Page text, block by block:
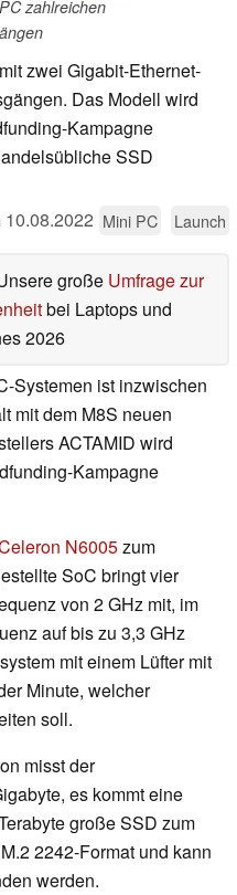
zahlreichen
zwei Gigabit-Ethernet-
Das Modell wird
Kampagne
SSD
10.08.2022 Mini PC Launch
große Umfrage zur
bei Laptops und
2026
Systemen ist inzwischen
mit dem M8S neuen
ACTAMID wird
Kampagne
N6005zum
SoC bringt vier
von 2 GHz mit, im
auf bis zu 3,3 GHz
mit einem Lüfter mit
Minute, welcher
soll.
misst der
es kommt eine
große SSD zum
2242-Format und kann
werden.